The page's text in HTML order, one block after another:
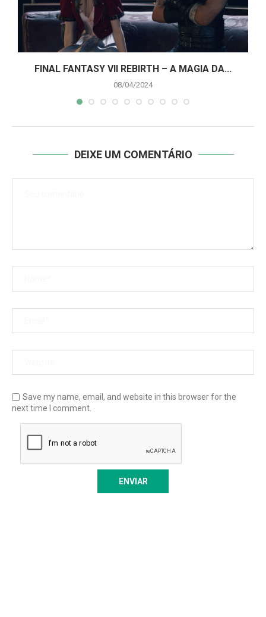
FINAL FANTASY VII REBIRTH – A MAGIA DA...
08/04/2024
DEIXE UM COMENTÁRIO
Save my name, email, and website in this browser for the
next time I comment.